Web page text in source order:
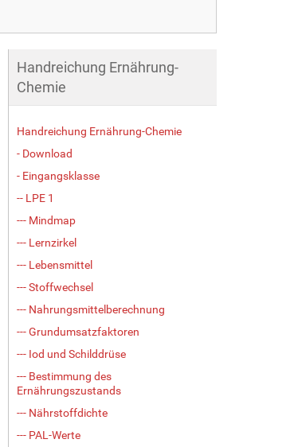
Handreichung Ernährung-
Chemie
Handreichung Ernährung-Chemie
- Download
- Eingangsklasse
-- LPE 1
--- Mindmap
--- Lernzirkel
--- Lebensmittel
--- Stoffwechsel
--- Nahrungsmittelberechnung
--- Grundumsatzfaktoren
--- Iod und Schilddrüse
--- Bestimmung des
Ernährungszustands
--- Nährstoffdichte
--- PAL-Werte